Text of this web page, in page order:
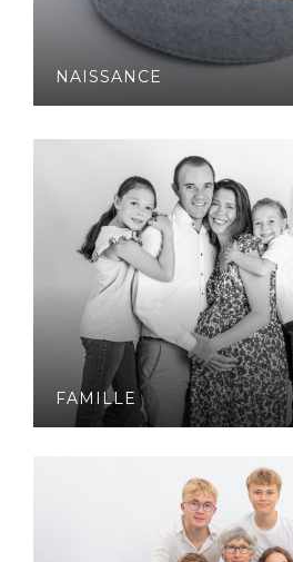
NAISSANCE
FAMILLE